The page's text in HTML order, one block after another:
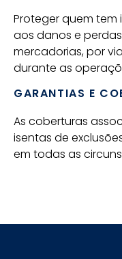
Proteger quem tem
aos danos e
mercadorias, por
durante as
GARANTIAS E
As coberturas
isentas de
em todas as